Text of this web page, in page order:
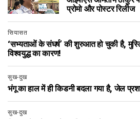
प्रोमो और पोस्टर रिलीज
सियासत
‘सभ्यताओं के संघर्ष’ की शुरुआत हो चुकी है,
विश्वयुद्ध का कारण!
सुख-दुख
भंगू का हाल में ही किडनी बदला गया है, जेल
सुख-दुख